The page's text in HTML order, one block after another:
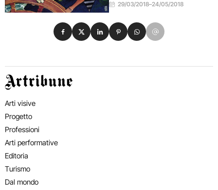
29/03/2018–24/05/2018
Condividi su Facebook
Condividi su X
Condividi su LinkedIn
Condividi su Pinterest
Condividi su WhatsApp
Condividi su Email
Artribune
Arti visive
Progetto
Professioni
Arti performative
Editoria
Turismo
Dal mondo